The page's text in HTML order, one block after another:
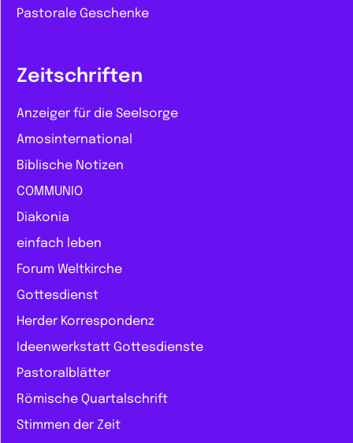
Pastorale Geschenke
Zeitschriften
Anzeiger für die Seelsorge
Amosinternational
Biblische Notizen
COMMUNIO
Diakonia
einfach leben
Forum Weltkirche
Gottesdienst
Herder Korrespondenz
Ideenwerkstatt Gottesdienste
Pastoralblätter
Römische Quartalschrift
Stimmen der Zeit